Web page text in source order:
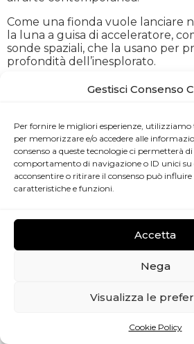
Gestisci Consenso
Per fornire le migliori esperienze, utilizziamo
per memorizzare e/o accedere alle
consenso a queste tecnologie ci permetterà
comportamento di navigazione o ID unici su
acconsentire o ritirare il consenso può
caratteristiche e funzioni.
Accetta
Nega
Visualizza le
Cookie Policy
Come una fionda vuole lanciare
la luna a guisa di acceleratore,
sonde spaziali, che la usano per
profondità dell’inesplorato.
Sorgono così, dopo il ciclo
sia malattia, quindi non abbia
Questi cicli si reiterano attraverso
mettendosi in gioco, accettano
stessi ad indicare l’artista
percorso originale e privo di
Gestisci consenso